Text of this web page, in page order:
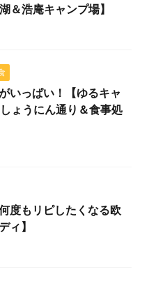
＆浩庵キャンプ場】
いっぱい！【ゆるキャ
ょうにん通り＆食事処
度もリピしたくなる欧
ィ】